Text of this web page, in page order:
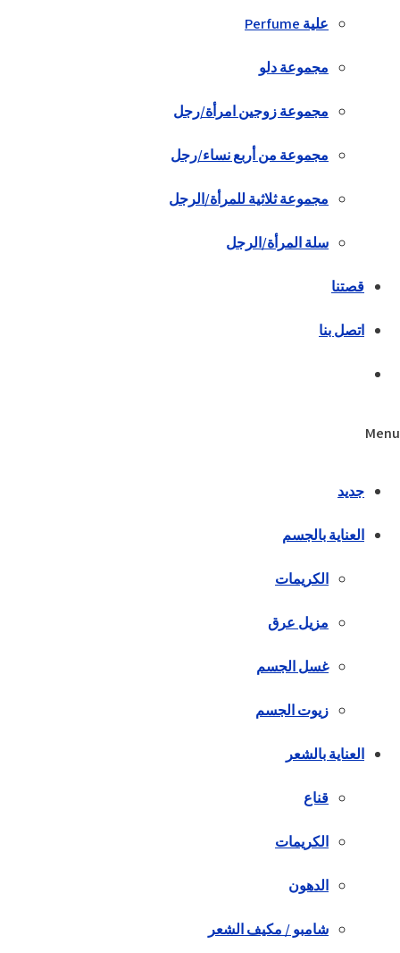
علية Perfume
مجموعة دلو
مجموعة زوجين امرأة/رجل
مجموعة من أربع نساء/رجل
مجموعة ثلاثية للمرأة/الرجل
سلة المرأة/الرجل
قصتنا
اتصل بنا
Menu
جديد
العناية بالجسم
الكريمات
مزيل عرق
غسل الجسم
زيوت الجسم
العناية بالشعر
قناع
الكريمات
الدهون
شامبو / مكيف الشعر